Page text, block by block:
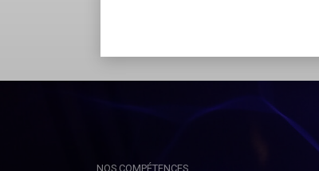
NOS COMPÉTENCES